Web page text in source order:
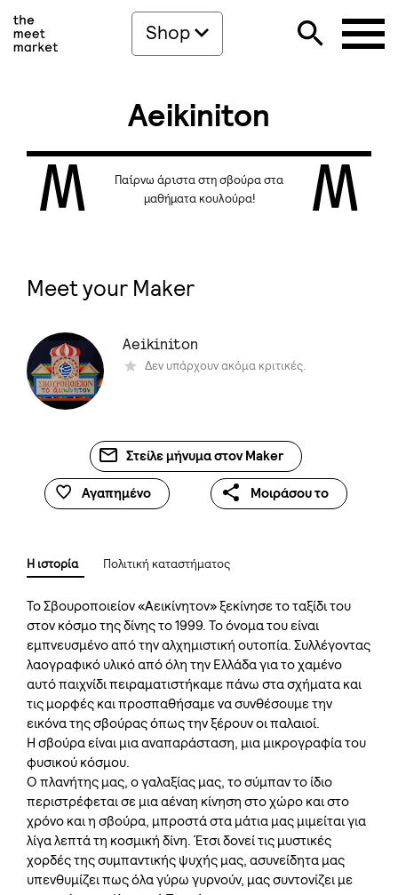
Shop
Aeikiniton
Παίρνω άριστα στη σβούρα στα
μαθήματα κουλούρα!
Meet your Maker
Aeikiniton
Δεν υπάρχουν ακόμα κριτικές.
Στείλε μήνυμα στον Maker
Αγαπημένο Μοιράσου το
Η ιστορία Πολιτική καταστήματος
Το Σβουροποιείον «Αεικίνητον» ξεκίνησε το ταξίδι του
στον κόσμο της δίνης το 1999. Το όνομα του είναι
εμπνευσμένο από την αλχημιστική ουτοπία. Συλλέγοντας
λαογραφικό υλικό από όλη την Ελλάδα για το χαμένο
αυτό παιχνίδι πειραματιστήκαμε πάνω στα σχήματα και
τις μορφές και προσπαθήσαμε να συνθέσουμε την
εικόνα της σβούρας όπως την ξέρουν οι παλαιοί.
Η σβούρα είναι μια αναπαράσταση, μια μικρογραφία του
φυσικού κόσμου.
Ο πλανήτης μας, ο γαλαξίας μας, το σύμπαν το ίδιο
περιστρέφεται σε μια αέναη κίνηση στο χώρο και στο
χρόνο και η σβούρα, μπροστά στα μάτια μας μιμείται για
λίγα λεπτά τη κοσμική δίνη. Έτσι δονεί τις μυστικές
χορδές της συμπαντικής ψυχής μας, ασυνείδητα μας
υπενθυμίζει πως όλα γύρω γυρνούν, μας συντονίζει με